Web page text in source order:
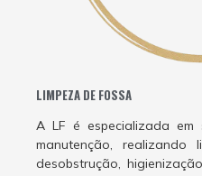
LIMPEZA DE FOSSA
A LF é especializada em
manutenção, realizando
desobstrução,